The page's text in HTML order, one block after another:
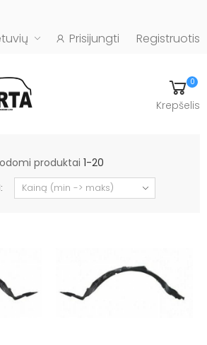
Prisijungti Registruotis
menu
0
Krepšelis
produktai 1-20